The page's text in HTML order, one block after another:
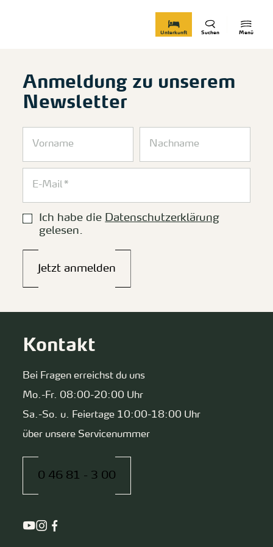
Menü
Suchen
Unterkunft
Anmeldung zu unserem
Newsletter
Ich habe die Datenschutzerklärung
gelesen.
Jetzt anmelden
Kontakt
Bei Fragen erreichst du uns
Mo.-Fr. 08:00-20:00 Uhr
Sa.-So. u. Feiertage 10:00-18:00 Uhr
über unsere Servicenummer
0 46 81 - 3 00